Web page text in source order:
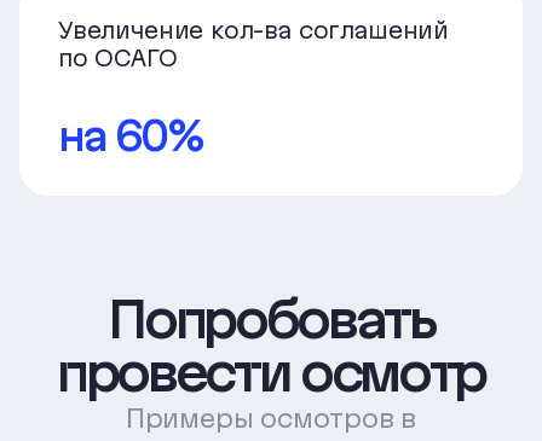
Увеличение кол-ва соглашений
по ОСАГО
на 60%
Попробовать
провести осмотр
Примеры осмотров в